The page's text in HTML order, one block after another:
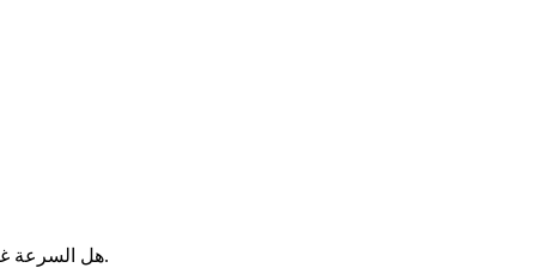
هل السرعة غير كافية؟ هل هي سريعة جدًا أم بطيئة جدًا؟ نقوم بضبط سرعة الإغلاق. يتحكم هذا الإعداد في مدى سرعة تحرك الباب قبل إغلاقه مباشرةً.